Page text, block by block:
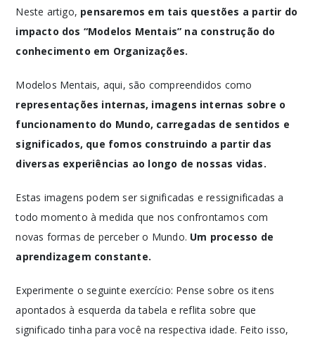
Neste artigo, pensaremos em tais questões a partir do
impacto dos “Modelos Mentais” na construção do
conhecimento em Organizações.
Modelos Mentais, aqui, são compreendidos como
representações internas, imagens internas sobre o
funcionamento do Mundo, carregadas de sentidos e
significados, que fomos construindo a partir das
diversas experiências ao longo de nossas vidas.
Estas imagens podem ser significadas e ressignificadas a
todo momento à medida que nos confrontamos com
novas formas de perceber o Mundo. Um processo de
aprendizagem constante.
Experimente o seguinte exercício: Pense sobre os itens
apontados à esquerda da tabela e reflita sobre que
significado tinha para você na respectiva idade. Feito isso,